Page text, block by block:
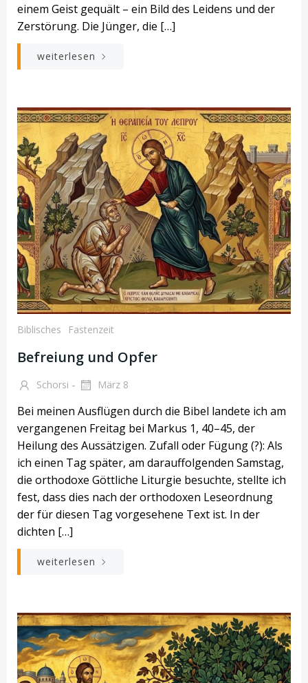
einem Geist gequält – ein Bild des Leidens und der
Zerstörung. Die Jünger, die […]
weiterlesen
Biblisches Fastenzeit
Befreiung und Opfer
Schorsi - März 8
Bei meinen Ausflügen durch die Bibel landete ich am
vergangenen Freitag bei Markus 1, 40–45, der
Heilung des Aussätzigen. Zufall oder Fügung (?): Als
ich einen Tag später, am darauffolgenden Samstag,
die orthodoxe Göttliche Liturgie besuchte, stellte ich
fest, dass dies nach der orthodoxen Leseordnung
der für diesen Tag vorgesehene Text ist. In der
dichten […]
weiterlesen